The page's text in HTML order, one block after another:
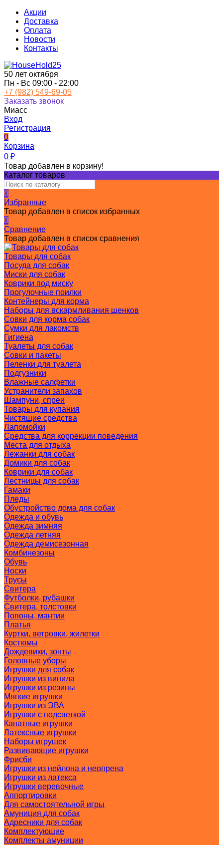
Акции
Доставка
Оплата
Новости
Контакты
50 лет октября
Пн - Вс 09:00 - 22:00
+7 (982) 549-69-05
Заказать звонок
Миасс
Вход
Регистрация
0
Корзина
0 ₽
Товар добавлен в корзину!
Каталог товаров
0
Избранные
Товар добавлен в список избранных
0
Сравнение
Товар добавлен в список сравнения
Товары для собак
Посуда для собак
Миски для собак
Коврики под миску
Прогулочные поилки
Контейнеры для корма
Наборы для вскармливания щенков
Совки для корма собак
Сумки для лакомств
Гигиена
Туалеты для собак
Совки и пакеты
Пеленки для туалета
Подгузники
Влажные салфетки
Устранители запахов
Шампуни, спреи
Товары для купания
Чистящие средства
Лапомойки
Средства для коррекции поведения
Места для отдыха
Лежанки для собак
Домики для собак
Коврики для собак
Лестницы для собак
Гамаки
Пледы
Обустройство дома для собак
Одежда и обувь
Одежда зимняя
Одежда летняя
Одежда демисезонная
Комбинезоны
Обувь
Носки
Трусы
Свитера
Футболки, рубашки
Свитера, толстовки
Попоны, мантии
Платья
Куртки, ветровки, жилетки
Костюмы
Дождевики, зонты
Головные уборы
Игрушки для собак
Игрушки из винила
Игрушки из резины
Мягкие игрушки
Игрушки из ЭВА
Игрушки с подсветкой
Канатные игрушки
Латексные игрушки
Наборы игрушек
Развивающие игрушки
Фрисби
Игрушки из нейлона и неопрена
Игрушки из латекса
Игрушки веревочные
Аппортировки
Для самостоятельной игры
Амуниция для собак
Адресники для собак
Комплектующие
Комплекты амуниции